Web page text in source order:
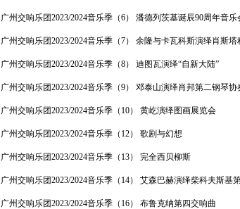
广州交响乐团2023/2024音乐季（6） 潘德列茨基诞辰90周年音乐
广州交响乐团2023/2024音乐季（7） 余隆与卡瓦科斯演绎肖斯塔
广州交响乐团2023/2024音乐季（8） 迪图瓦演绎“自新大陆”
广州交响乐团2023/2024音乐季（9） 邓泰山演绎肖邦第二钢琴协
广州交响乐团2023/2024音乐季（10） 黄屹演绎图画展览会
广州交响乐团2023/2024音乐季（12） 歌剧与幻想
广州交响乐团2023/2024音乐季（13） 完全西贝柳斯
广州交响乐团2023/2024音乐季（14） 艾森巴赫演绎柴科夫斯基
广州交响乐团2023/2024音乐季（16） 布鲁克纳第四交响曲